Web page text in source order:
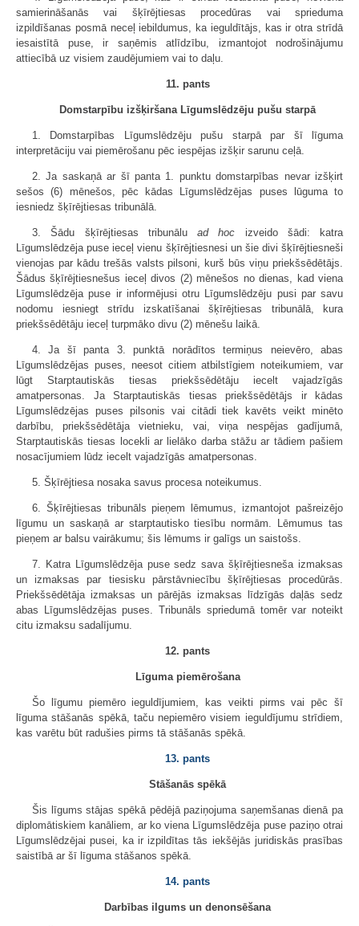
samierināšanās vai šķīrējtiesas procedūras vai sprieduma
izpildīšanas posmā neceļ iebildumus, ka ieguldītājs, kas ir otra strīdā
iesaistītā puse, ir saņēmis atlīdzību, izmantojot nodrošinājumu
attiecībā uz visiem zaudējumiem vai to daļu.
11. pants
Domstarpību izšķiršana Līgumslēdzēju pušu starpā
1. Domstarpības Līgumslēdzēju pušu starpā par šī līguma
interpretāciju vai piemērošanu pēc iespējas izšķir sarunu ceļā.
2. Ja saskaņā ar šī panta 1. punktu domstarpības nevar izšķirt
sešos (6) mēnešos, pēc kādas Līgumslēdzējas puses lūguma to
iesniedz šķīrējtiesas tribunālā.
3. Šādu šķīrējtiesas tribunālu ad hoc izveido šādi: katra
Līgumslēdzēja puse ieceļ vienu šķīrējtiesnesi un šie divi šķīrējtiesneši
vienojas par kādu trešās valsts pilsoni, kurš būs viņu priekšsēdētājs.
Šādus šķīrējtiesnešus ieceļ divos (2) mēnešos no dienas, kad viena
Līgumslēdzēja puse ir informējusi otru Līgumslēdzēju pusi par savu
nodomu iesniegt strīdu izskatīšanai šķīrējtiesas tribunālā, kura
priekšsēdētāju ieceļ turpmāko divu (2) mēnešu laikā.
4. Ja šī panta 3. punktā norādītos termiņus neievēro, abas
Līgumslēdzējas puses, neesot citiem atbilstīgiem noteikumiem, var
lūgt Starptautiskās tiesas priekšsēdētāju iecelt vajadzīgās
amatpersonas. Ja Starptautiskās tiesas priekšsēdētājs ir kādas
Līgumslēdzējas puses pilsonis vai citādi tiek kavēts veikt minēto
darbību, priekšsēdētāja vietnieku, vai, viņa nespējas gadījumā,
Starptautiskās tiesas locekli ar lielāko darba stāžu ar tādiem pašiem
nosacījumiem lūdz iecelt vajadzīgās amatpersonas.
5. Šķīrējtiesa nosaka savus procesa noteikumus.
6. Šķīrējtiesas tribunāls pieņem lēmumus, izmantojot pašreizējo
līgumu un saskaņā ar starptautisko tiesību normām. Lēmumus tas
pieņem ar balsu vairākumu; šis lēmums ir galīgs un saistošs.
7. Katra Līgumslēdzēja puse sedz sava šķīrējtiesneša izmaksas
un izmaksas par tiesisku pārstāvniecību šķīrējtiesas procedūrās.
Priekšsēdētāja izmaksas un pārējās izmaksas līdzīgās daļās sedz
abas Līgumslēdzējas puses. Tribunāls spriedumā tomēr var noteikt
citu izmaksu sadalījumu.
12. pants
Līguma piemērošana
Šo līgumu piemēro ieguldījumiem, kas veikti pirms vai pēc šī
līguma stāšanās spēkā, taču nepiemēro visiem ieguldījumu strīdiem,
kas varētu būt radušies pirms tā stāšanās spēkā.
13. pants
Stāšanās spēkā
Šis līgums stājas spēkā pēdējā paziņojuma saņemšanas dienā pa
diplomātiskiem kanāliem, ar ko viena Līgumslēdzēja puse paziņo otrai
Līgumslēdzējai pusei, ka ir izpildītas tās iekšējās juridiskās prasības
saistībā ar šī līguma stāšanos spēkā.
14. pants
Darbības ilgums un denonsēšana